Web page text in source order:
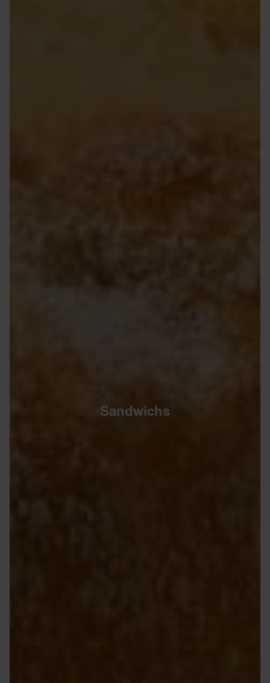
Sandwichs